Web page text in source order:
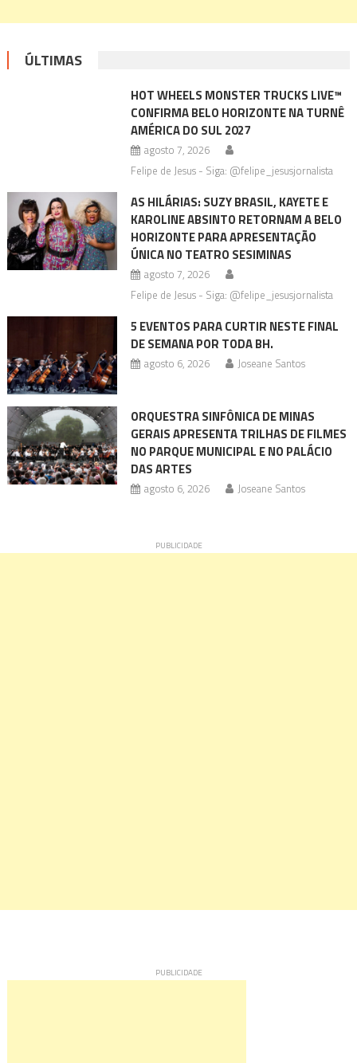
ÚLTIMAS
HOT WHEELS MONSTER TRUCKS LIVE™
CONFIRMA BELO HORIZONTE NA TURNÊ
AMÉRICA DO SUL 2027
agosto 7, 2026
Felipe de Jesus - Siga: @felipe_jesusjornalista
AS HILÁRIAS: SUZY BRASIL, KAYETE E
KAROLINE ABSINTO RETORNAM A BELO
HORIZONTE PARA APRESENTAÇÃO
ÚNICA NO TEATRO SESIMINAS
agosto 7, 2026
Felipe de Jesus - Siga: @felipe_jesusjornalista
5 EVENTOS PARA CURTIR NESTE FINAL
DE SEMANA POR TODA BH.
agosto 6, 2026 Joseane Santos
ORQUESTRA SINFÔNICA DE MINAS
GERAIS APRESENTA TRILHAS DE FILMES
NO PARQUE MUNICIPAL E NO PALÁCIO
DAS ARTES
agosto 6, 2026 Joseane Santos